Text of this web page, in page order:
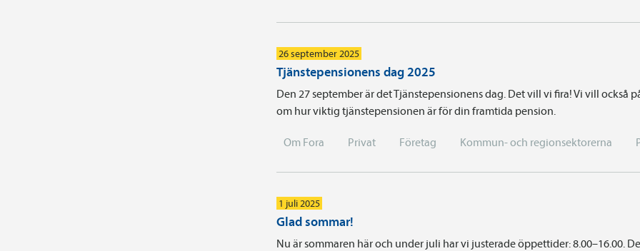
26 september 2025
Tjänstepensionens dag 2025
Den 27 september är det Tjänstepensionens dag. Det vill vi fira! Vi vill också
om hur viktig tjänstepensionen är för din framtida pension.
Om Fora Privat Företag Kommun- och regionsektorerna
1 juli 2025
Glad sommar!
Nu är sommaren här och under juli har vi justerade öppettider: 8.00–16.00.